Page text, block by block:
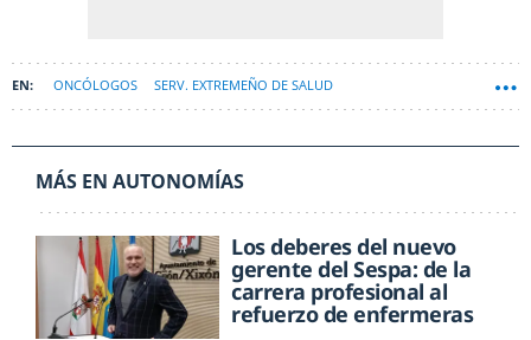
ONCÓLOGOS SERV. EXTREMEÑO DE SALUD
MÁS EN AUTONOMÍAS
Los deberes del nuevo
gerente del Sespa: de la
carrera profesional al
refuerzo de enfermeras